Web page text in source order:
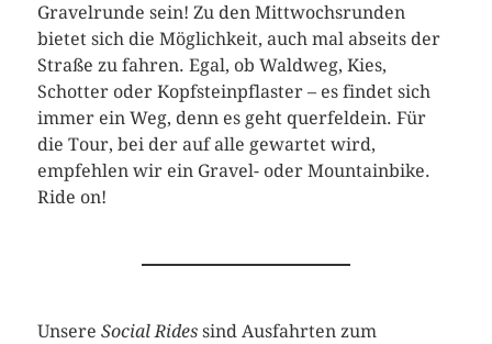
Gravelrunde sein! Zu den Mittwochsrunden
bietet sich die Möglichkeit, auch mal abseits der
Straße zu fahren. Egal, ob Waldweg, Kies,
Schotter oder Kopfsteinpflaster – es findet sich
immer ein Weg, denn es geht querfeldein. Für
die Tour, bei der auf alle gewartet wird,
empfehlen wir ein Gravel- oder Mountainbike.
Ride on!
Unsere Social Ridessind Ausfahrten zum